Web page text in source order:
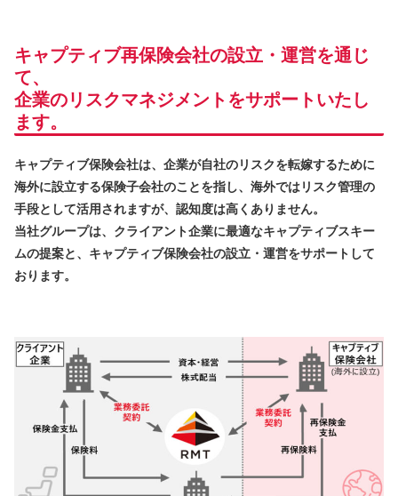
キャプティブ再保険会社の設立・運営を通じ
て、
企業のリスクマネジメントをサポートいたし
ます。
キャプティブ保険会社は、企業が自社のリスクを転嫁するために
海外に設立する保険子会社のことを指し、海外ではリスク管理の
手段として活用されますが、認知度は高くありません。
当社グループは、クライアント企業に最適なキャプティブスキー
ムの提案と、キャプティブ保険会社の設立・運営をサポートして
おります。